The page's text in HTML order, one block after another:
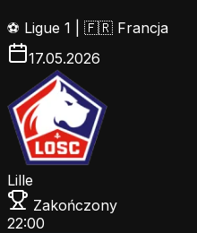
⚽ Ligue 1
🇫🇷 Francja
17.05.2026
Lille
Zakończony
22:00